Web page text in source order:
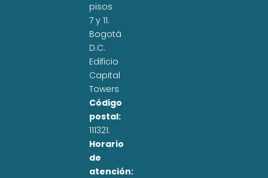
pisos
7 y 11.
Bogotá
D.C.
Edificio
Capital
Towers
Código
postal:
111321.
Horario
de
atención: